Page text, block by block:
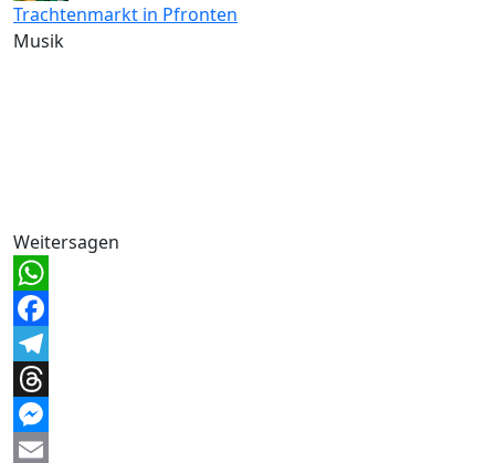
Trachtenmarkt in Pfronten
Musik
Weitersagen
WhatsApp
Facebook
Telegram
Threads
Messenger